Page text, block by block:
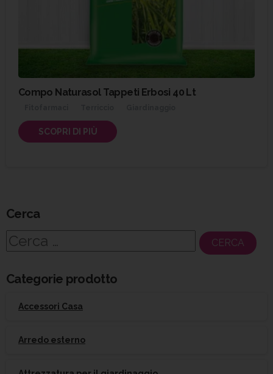
Compo Naturasol Tappeti Erbosi 40 Lt
SCOPRI DI PIÙ
Cerca
Ricerca
Categorie prodotto
Accessori Casa
Arredo esterno